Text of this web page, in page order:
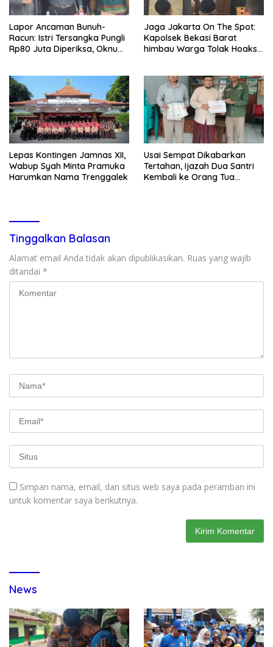
Lapor Ancaman Bunuh-
Racun: Istri Tersangka Pungli
Rp80 Juta Diperiksa, Oknum
Jaga Jakarta On The Spot:
Kapolsek Bekasi Barat
himbau Warga Tolak Hoaks
Lepas Kontingen Jamnas XII,
Wabup Syah Minta Pramuka
Harumkan Nama Trenggalek
Usai Sempat Dikabarkan
Tertahan, Ijazah Dua Santri
Kembali ke Orang Tua
Tinggalkan Balasan
Alamat email Anda tidak akan dipublikasikan. Ruas yang wajib
ditandai *
Simpan nama, email, dan situs web saya pada peramban ini
untuk komentar saya berikutnya.
News